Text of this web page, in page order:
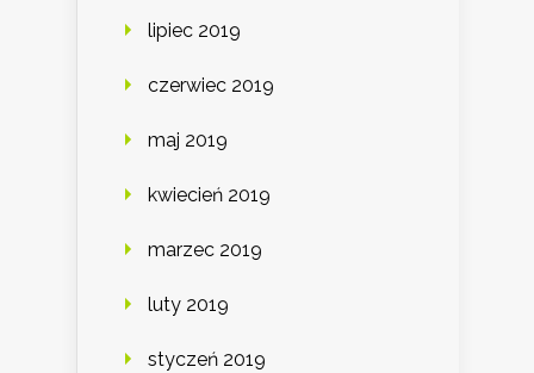
lipiec 2019
czerwiec 2019
maj 2019
kwiecień 2019
marzec 2019
luty 2019
styczeń 2019